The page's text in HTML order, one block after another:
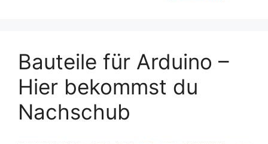
Bauteile für Arduino –
Hier bekommst du
Nachschub